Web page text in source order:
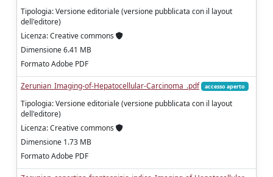
Tipologia: Versione editoriale (versione pubblicata con il layout
dell'editore)
Licenza: Creative commons
Dimensione 6.41 MB
Formato Adobe PDF
Zerunian_Imaging-of-Hepatocellular-Carcinoma_.pdf accesso aperto
Tipologia: Versione editoriale (versione pubblicata con il layout
dell'editore)
Licenza: Creative commons
Dimensione 1.73 MB
Formato Adobe PDF